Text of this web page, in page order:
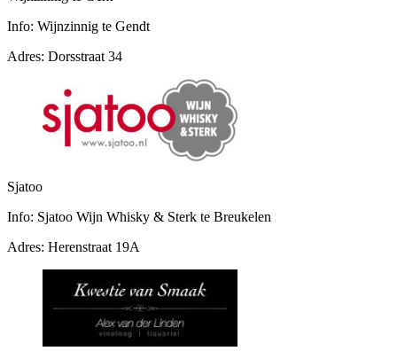
Info: Wijnzinnig te Gendt
Adres: Dorsstraat 34
Sjatoo
Info: Sjatoo Wijn Whisky & Sterk te Breukelen
Adres: Herenstraat 19A